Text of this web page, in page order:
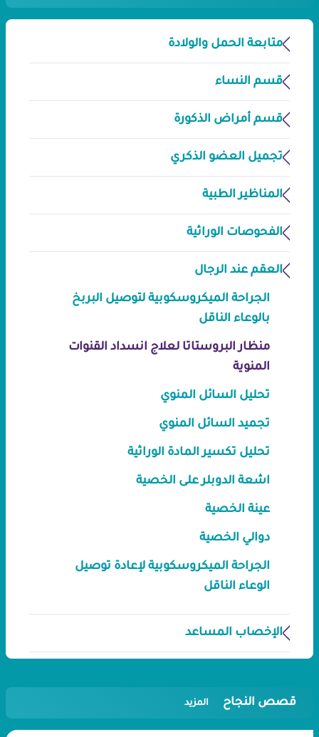
متابعة الحمل والولادة
قسم النساء
قسم أمراض الذكورة
تجميل العضو الذكري
المناظير الطبية
الفحوصات الوراثية
العقم عند الرجال
الجراحة الميكروسكوبية لتوصيل البربخ
بالوعاء الناقل
منظار البروستاتا لعلاج انسداد القنوات
المنوية
تحليل السائل المنوي
تجميد السائل المنوي
تحليل تكسير المادة الوراثية
اشعة الدوبلر على الخصية
عينة الخصية
دوالي الخصية
الجراحة الميكروسكوبية لإعادة توصيل
الوعاء الناقل
الإخصاب المساعد
قصص النجاح المزيد